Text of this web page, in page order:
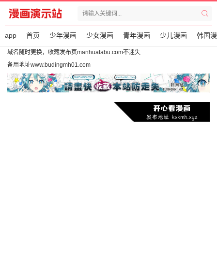
app 首页 少年漫画 少女漫画 青年漫画 少儿漫画 韩国
域名随时更换，收藏发布页manhuafabu.com不迷失
备用地址www.budingmh01.com